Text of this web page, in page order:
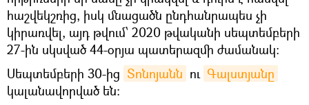
հաշվեկշռից, իսկ մնացածն ընդհանրապես չի
կիրառվել, այդ թվում՝ 2020 թվականի սեպտեմբերի
27-ին սկսված 44-օրյա պատերազմի ժամանակ:
Սեպտեմբերի 30-ից Տոնոյանն ու Գալստյանը
կալանավորված են։